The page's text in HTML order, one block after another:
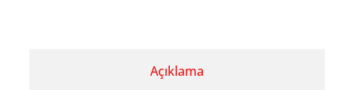
Açıklama